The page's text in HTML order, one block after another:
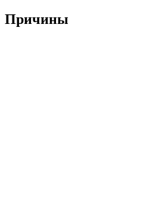
Причины